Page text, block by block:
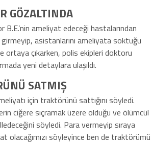
GÖZALTINDA
ameliyat edeceği hastalarından
asistanlarını ameliyata soktuğu
ortaya çıkarken, polis ekipleri doktoru
yeni detaylara ulaşıldı.
SATMIŞ
için traktörünü sattığını söyledi.
ciğere sıçramak üzere olduğu ve ölümcül
söyledi. Para vermeyip sıraya
olacağımızı söyleyince ben de traktörümü